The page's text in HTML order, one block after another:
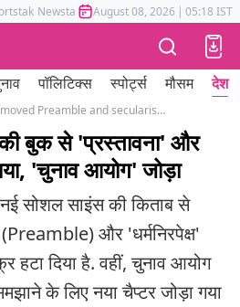
Newstak Mumbai Tak Astrotak
August 08, 2026 | 05:18 IST
पॉलिटिक्स स्पोर्ट्स मौसम देश
NCERT removed Preamble and secularism Secular Class 9 Social Science textbook add eci
बुक से 'प्रस्तावना' और
'चुनाव आयोग' जोड़ा
सोशल साइंस की किताब से
और 'धर्मनिरपेक्ष'
दिया है. वहीं, चुनाव आयोग
के लिए नया चैप्टर जोड़ा गया